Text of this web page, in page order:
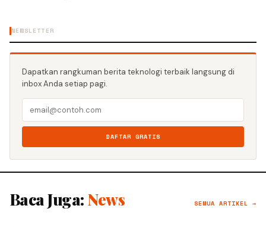
NEWSLETTER
Dapatkan rangkuman berita teknologi terbaik langsung di
inbox Anda setiap pagi.
DAFTAR GRATIS
Baca Juga: News SEMUA ARTIKEL →